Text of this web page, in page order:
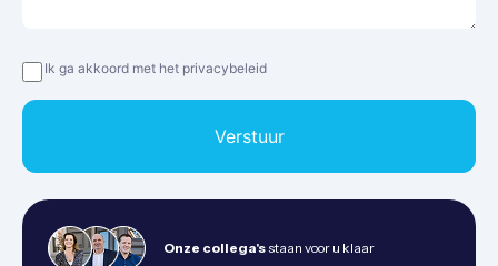
Onze collega's staan voor u klaar
Privacy(Vereist)
Ik ga akkoord met het privacybeleid
Verstuur